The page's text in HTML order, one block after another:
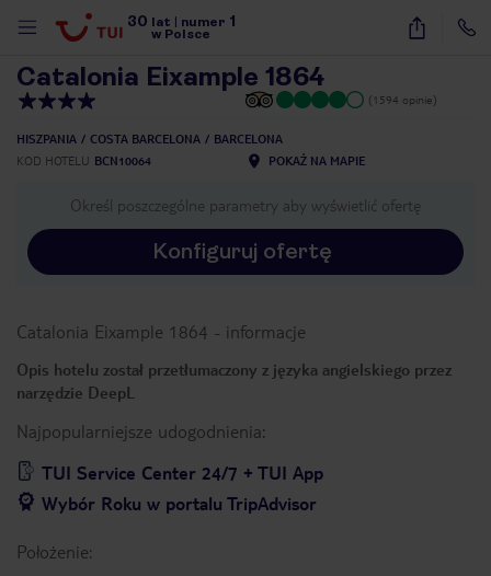
30 lat numer 1
w Polsce
21
Catalonia Eixample 1864
(1594 opinie)
HISZPANIA COSTA BARCELONA
BARCELONA
KOD HOTELU BCN10064 POKAŻ NA MAPIE
Określ poszczególne parametry aby wyświetlić ofertę
Konfiguruj ofertę
Catalonia Eixample 1864 - informacje
Opis hotelu został przetłumaczony z języka angielskiego przez
narzędzie DeepL
Najpopularniejsze udogodnienia:
TUI Service Center 24/7 + TUI App
Wybór Roku w portalu TripAdvisor
Położenie: